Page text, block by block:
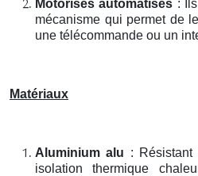
Motorisés automatisés :
mécanisme qui permet de
une télécommande ou un
Matériaux
Aluminium alu :
isolation thermique